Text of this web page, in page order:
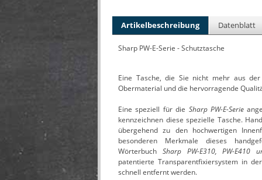
Artikelbeschreibung Datenblatt
Sharp PW-E-Serie - Schutztasche
Eine Tasche, die Sie nicht mehr aus
Obermaterial und die hervorragende
Eine speziell für die Sharp PW-E-Serie
kennzeichnen diese spezielle Tasche.
übergehend zu den hochwertigen
besonderen Merkmale dieses
Wörterbuch Sharp PW-E310, PW-E410
patentierte Transparentfixiersystem in
schnell entfernt werden.